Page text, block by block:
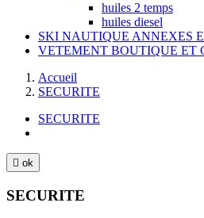
huiles 2 temps
huiles diesel
SKI NAUTIQUE ANNEXES
VETEMENT BOUTIQUE ET
Accueil
SECURITE
SECURITE
 ok
SECURITE